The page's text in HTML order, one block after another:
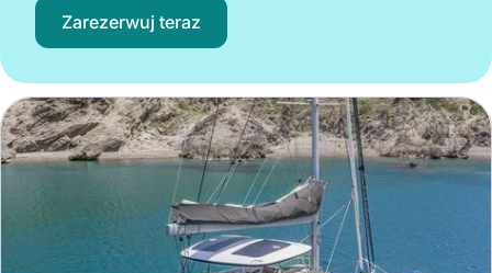
Zarezerwuj teraz